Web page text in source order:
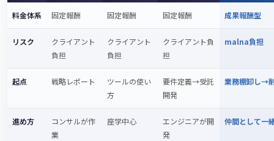
料金体系 固定報酬 固定報酬 固定報酬 成果報酬型
リスク
クライアント
負担
クライアント
負担
クライアント負
担
malna負担
起点 戦略レポート
ツールの使い
方
要件定義→受託
開発
業務棚卸し→
進め方
コンサルが作
業
座学中心
エンジニアが開
発
仲間として一